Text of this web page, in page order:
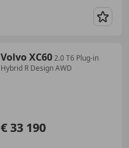
Volvo XC602.0 T6 Plug-in
Hybrid R Design AWD
€ 33 190